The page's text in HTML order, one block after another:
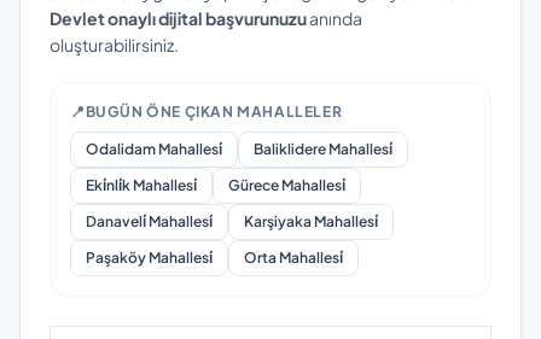
Devlet onaylı dijital başvurunuzuanında
oluşturabilirsiniz.
📍 BUGÜN ÖNE ÇIKAN MAHALLELER
Odalidam Mahallesi̇
Baliklidere Mahallesi̇
Eki̇nli̇k Mahallesi̇
Gürece Mahallesi̇
Danaveli̇ Mahallesi̇
Karşiyaka Mahallesi̇
Paşaköy Mahallesi̇
Orta Mahallesi̇